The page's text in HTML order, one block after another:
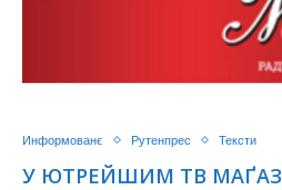
Информованє Рутенпрес Тексти
У ЮТРЕЙШИМ ТВ